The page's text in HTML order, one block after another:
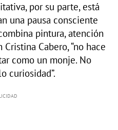
por su parte, está
una pausa consciente
pintura, atención
Cabero, “no hace
como un monje. No
curiosidad”.